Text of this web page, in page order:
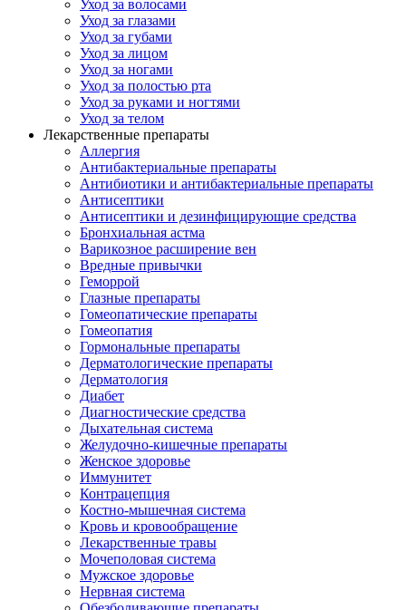
Уход за волосами
Уход за глазами
Уход за губами
Уход за лицом
Уход за ногами
Уход за полостью рта
Уход за руками и ногтями
Уход за телом
Лекарственные препараты
Аллергия
Антибактериальные препараты
Антибиотики и антибактериальные препараты
Антисептики
Антисептики и дезинфицирующие средства
Бронхиальная астма
Варикозное расширение вен
Вредные привычки
Геморрой
Глазные препараты
Гомеопатические препараты
Гомеопатия
Гормональные препараты
Дерматологические препараты
Дерматология
Диабет
Диагностические средства
Дыхательная система
Желудочно-кишечные препараты
Женское здоровье
Иммунитет
Контрацепция
Костно-мышечная система
Кровь и кровообращение
Лекарственные травы
Мочеполовая система
Мужское здоровье
Нервная система